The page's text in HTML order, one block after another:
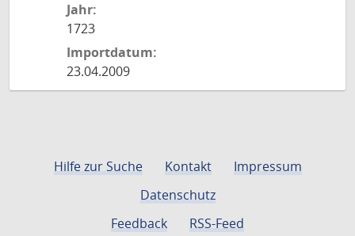
Jahr:
1723
Importdatum:
23.04.2009
Hilfe zur Suche Kontakt
Impressum
Datenschutz
Feedback
RSS-Feed